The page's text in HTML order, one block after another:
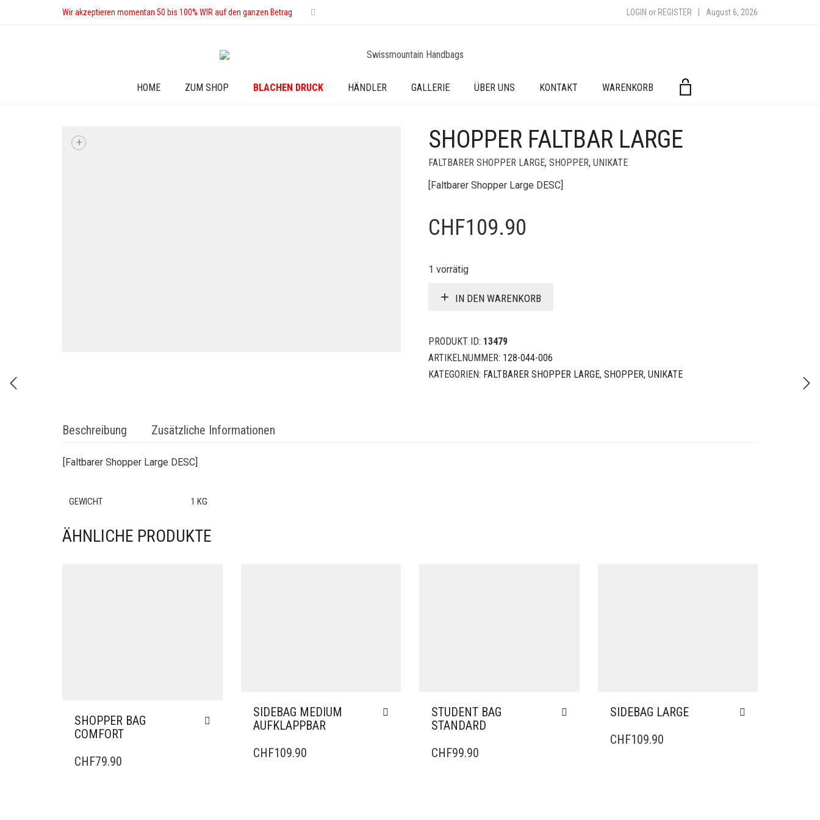
Wir akzeptieren momentan 50 bis 100% WIR auf den ganzen Betrag LOGIN or REGISTER August 6, 2026
HOME ZUM SHOP BLACHEN DRUCK HÄNDLER GALLERIE ÜBER UNS KONTAKT WARENKORB
+ SHOPPER FALTBAR LARGE
FALTBARER SHOPPER LARGE, SHOPPER, UNIKATE
[Faltbarer Shopper Large DESC]
CHF109.90
1 vorrätig
IN DEN WARENKORB
PRODUKT ID: 13479
ARTIKELNUMMER: 128-044-006
KATEGORIEN: FALTBARER SHOPPER LARGE, SHOPPER, UNIKATE
Beschreibung Zusätzliche Informationen
[Faltbarer Shopper Large DESC]
GEWICHT 1 KG
ÄHNLICHE PRODUKTE
SHOPPER BAG
COMFORT
CHF79.90
SIDEBAG MEDIUM
AUFKLAPPBAR
CHF109.90
STUDENT BAG
STANDARD
CHF99.90
SIDEBAG LARGE
CHF109.90